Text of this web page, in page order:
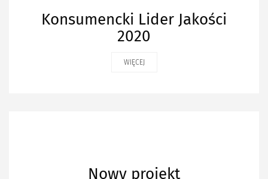
Konsumencki Lider Jakości
2020
WIĘCEJ
Nowy projekt